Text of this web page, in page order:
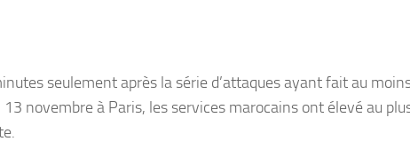
seulement après la série d’attaques ayant fait au
13 novembre à Paris, les services marocains ont élevé au